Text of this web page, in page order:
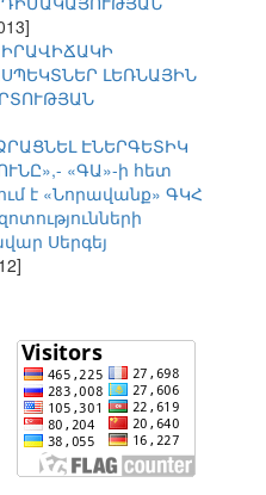
ԼԵՌՆԱՅԻՆ
ԷՆԵՐԳԵՏԻԿ
«ԳԱ»-ի հետ
է «Նորավանք» ԳԿՀ
Սերգեյ